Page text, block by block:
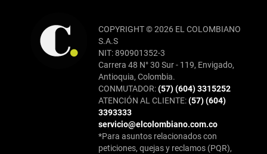
COPYRIGHT © 2026 EL COLOMBIANO
S.A.S
NIT: 890901352-3
Carrera 48 N° 30 Sur - 119, Envigado,
Antioquia, Colombia.
CONMUTADOR:(57) (604) 3315252
ATENCIÓN AL CLIENTE:(57) (604)
3393333
servicio@elcolombiano.com.co
*Para asuntos relacionados con
peticiones, quejas y reclamos (PQR),